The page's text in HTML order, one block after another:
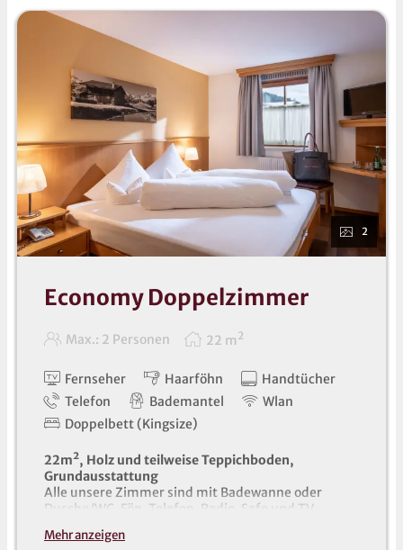
Es wird ein Fixpreis für 2 Erwachsene und 2 Kinder
bis 11 Jahre angezeigt! Sollten die Kinder älter als 11
Jahre oder jünger als 5 Jahre sein, beachten Sie
bitte die oben angeführte Liste - in diesem Fall
behalten wir uns Preisänderungen vor!
2
Economy Doppelzimmer
Max.: 2 Personen 22 m 2
Fernseher Haarföhn
Handtücher
Telefon
Bademantel
Wlan
Doppelbett (Kingsize)
22m², Holz und teilweise Teppichboden,
Grundausstattung
Alle unsere Zimmer sind mit Badewanne oder
Dusche/WC, Fön, Telefon, Radio, Safe und TV
Bademäntel liegen im Zimmer für Sie bereit (auch
Mehr anzeigen